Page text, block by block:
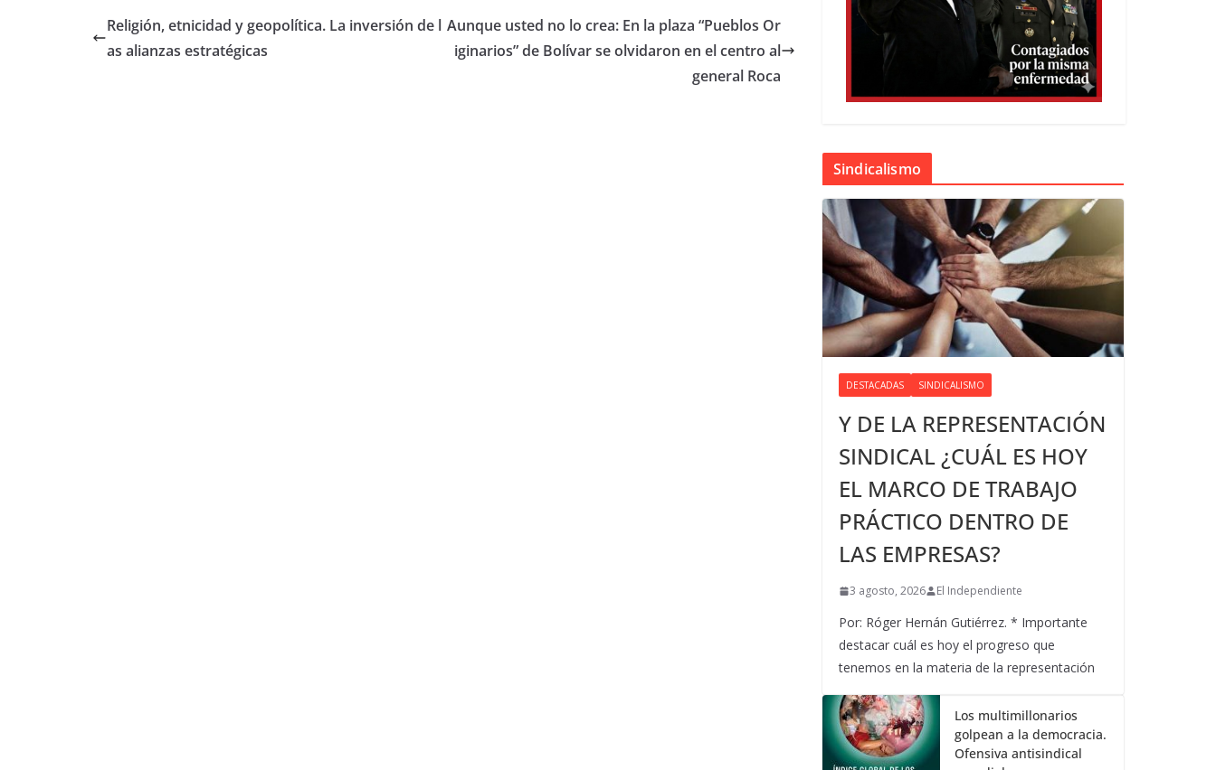
Religión, etnicidad y geopolítica. La inversión de l
as alianzas estratégicas
Aunque usted no lo crea: En la plaza “Pueblos Or
iginarios” de Bolívar se olvidaron en el centro al
general Roca
Sindicalismo
DESTACADAS SINDICALISMO
Y DE LA REPRESENTACIÓN
SINDICAL ¿CUÁL ES HOY
EL MARCO DE TRABAJO
PRÁCTICO DENTRO DE
LAS EMPRESAS?
3 agosto, 2026 El Independiente
Por: Róger Hernán Gutiérrez. * Importante
destacar cuál es hoy el progreso que
tenemos en la materia de la representación
Los multimillonarios
golpean a la democracia.
Ofensiva antisindical